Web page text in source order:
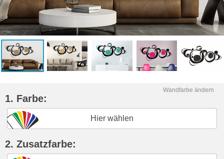
Wandfarbe ändern
1. Farbe:
Hier wählen
2. Zusatzfarbe: